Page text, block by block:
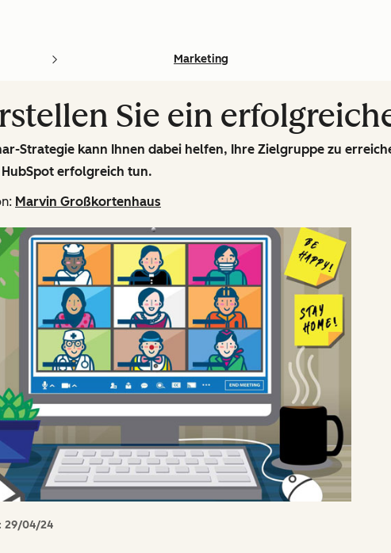
Marketing
Sie ein
Strategie kann Ihnen dabei helfen, Ihre Zielgruppe zu
erfolgreich tun.
Marvin Großkortenhaus
29/04/24